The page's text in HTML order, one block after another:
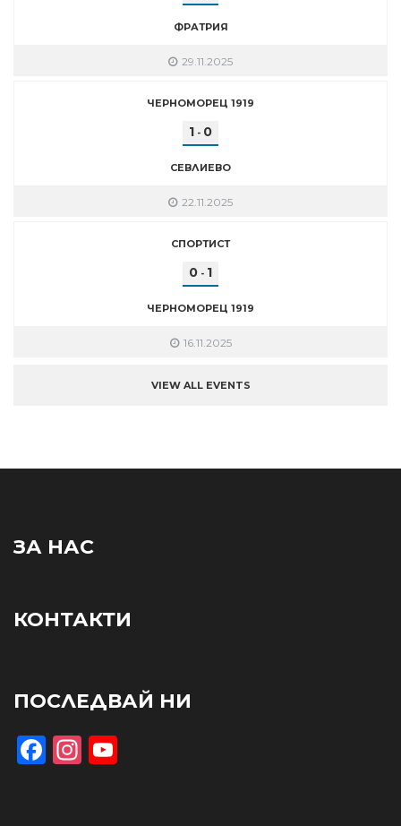
ФРАТРИЯ
29.11.2025
ЧЕРНОМОРЕЦ 1919
1 - 0
СЕВЛИЕВО
22.11.2025
СПОРТИСТ
0 - 1
ЧЕРНОМОРЕЦ 1919
16.11.2025
VIEW ALL EVENTS
ЗА НАС
КОНТАКТИ
ПОСЛЕДВАЙ НИ
Facebook
Instagram